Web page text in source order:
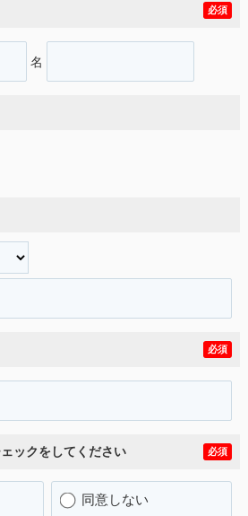
必須
名
必須
ックをしてください 必須
同意しない